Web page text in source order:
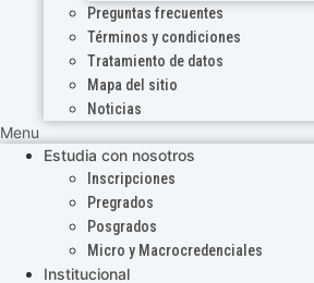
Preguntas frecuentes
Términos y condiciones
Tratamiento de datos
Mapa del sitio
Noticias
Menu
Estudia con nosotros
Inscripciones
Pregrados
Posgrados
Micro y Macrocredenciales
Institucional